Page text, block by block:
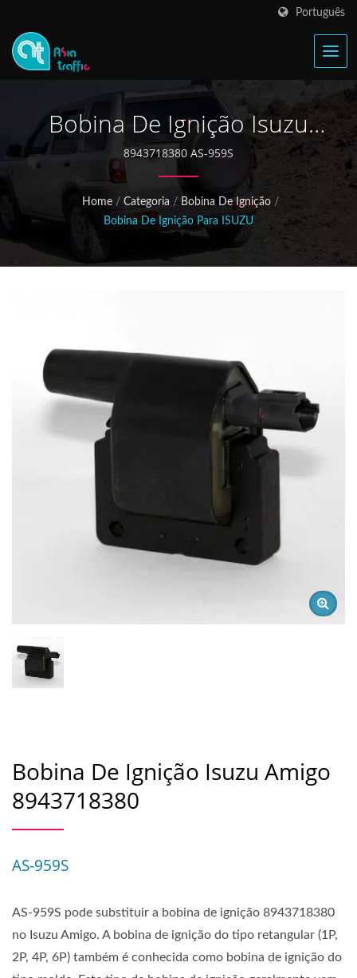
Português
Bobina De Ignição Isuzu
Amigo 8943718380
8943718380 AS-959S
Home / Categoria / Bobina De Ignição /
Bobina De Ignição Para ISUZU
Bobina De Ignição Isuzu Amigo
8943718380
AS-959S
AS-959S pode substituir a bobina de ignição 8943718380
no Isuzu Amigo. A bobina de ignição do tipo retangular (1P,
2P, 4P, 6P) também é conhecida como bobina de ignição do